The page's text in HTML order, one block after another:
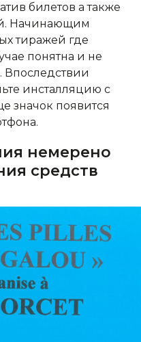
билетов а также
Начинающим
тиражей где
понятна и не
Впоследствии
инсталляцию с
значок появится
немерено
средств